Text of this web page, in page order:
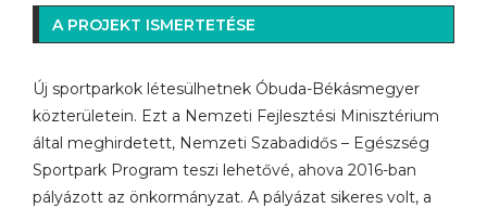
A PROJEKT ISMERTETÉSE
Új sportparkok létesülhetnek Óbuda-Békásmegyer
közterületein. Ezt a Nemzeti Fejlesztési Minisztérium
által meghirdetett, Nemzeti Szabadidős – Egészség
Sportpark Program teszi lehetővé, ahova 2016-ban
pályázott az önkormányzat. A pályázat sikeres volt, a